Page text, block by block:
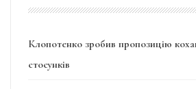
Клопотенко зробив пропозицію
стосунків